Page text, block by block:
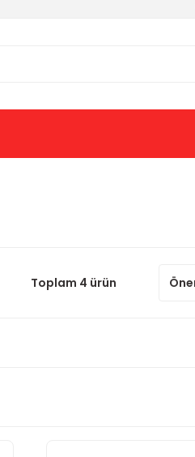
Toplam 4 ürün